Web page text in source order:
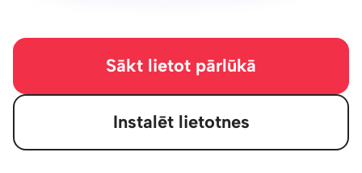
Sākt lietot pārlūkā
Instalēt lietotnes